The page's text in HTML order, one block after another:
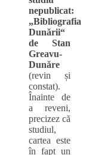
nepublicat:
„Bibliografia
Dunării“
de Stan
Greavu-
Dunăre
(revin și
constat).
Înainte de
a reveni,
precizez că
studiul,
cartea este
în fapt un